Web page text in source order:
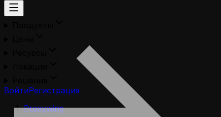
ВойтиРегистрация
Proxywing